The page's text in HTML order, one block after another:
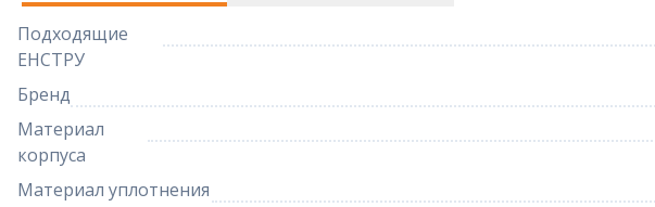
Подходящие
ЕНСТРУ
Бренд
Материал
корпуса
Материал уплотнения